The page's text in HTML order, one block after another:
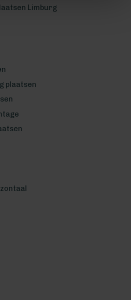
Limburg
plaatsen